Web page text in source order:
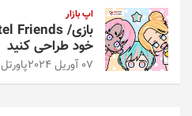
اپ بازار
خود طراحی کنید
07 آوریل 2024 پاورتل